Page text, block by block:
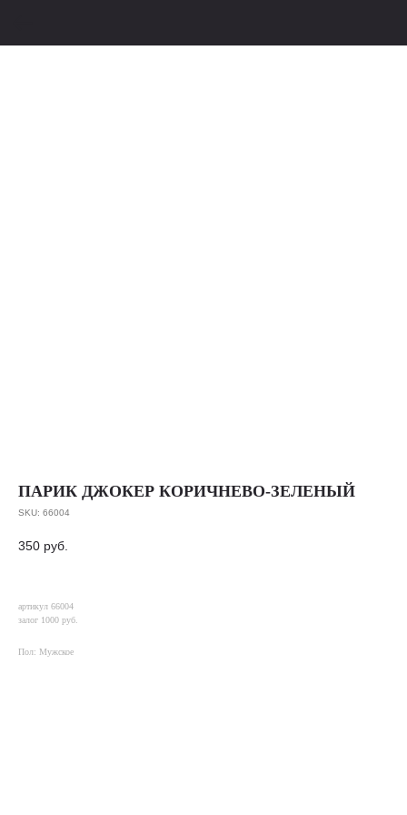
ПАРИК ДЖОКЕР КОРИЧНЕВО-ЗЕЛЕНЫЙ
SKU: 66004
350 руб.
артикул 66004
залог 1000 руб.
Пол: Мужское